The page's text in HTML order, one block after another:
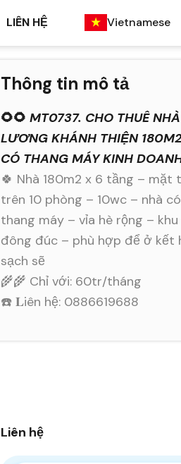
LIÊN HỆ Vietnamese
Thông tin mô tả
🌻🌻 MT0737. CHO THUÊ
LƯƠNG KHÁNH THIỆN
CÓ THANG MÁY KINH
🍀 Nhà 180m2 x 6 tầng – mặt
trên 10 phòng – 10wc – nhà
thang máy – vỉa hè rộng –
đông đúc – phù hợp để ở kết
sạch sẽ
🌾🌾 Chỉ với: 60tr/tháng
☎️ 𝐋iên hệ: 0886619688
Liên hệ